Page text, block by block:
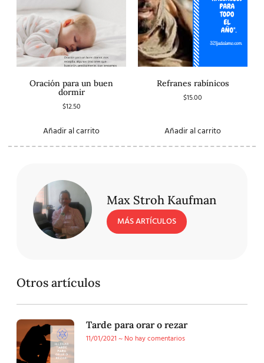
Oración para un buen
dormir
$12.50
Añadir al carrito
Refranes rabínicos
$15.00
Añadir al carrito
Max Stroh Kaufman
MÁS ARTÍCULOS
Otros artículos
Tarde para orar o rezar
11/01/2021
No hay comentarios